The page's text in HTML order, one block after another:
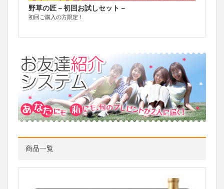
野草の匠－初回お試しセット－
初回ご購入の方限定！
商品一覧